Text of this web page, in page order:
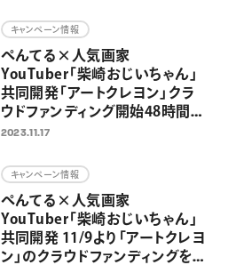
キャンペーン情報
ぺんてる×人気画家
YouTuber「柴崎おじいちゃん」
共同開発「アートクレヨン」クラ
ウドファンディング開始48時間で
目標達成
2023.11.17
キャンペーン情報
ぺんてる×人気画家
YouTuber「柴崎おじいちゃん」
共同開発 11/9より「アートクレヨ
ン」のクラウドファンディングを